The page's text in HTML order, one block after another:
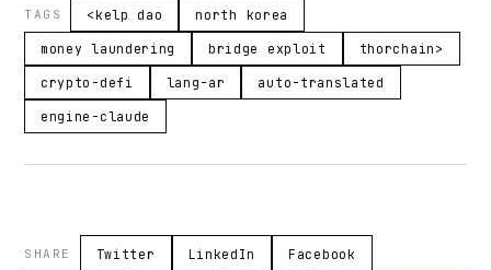
TAGS <kelp dao north korea
money laundering bridge exploit thorchain>
crypto-defi lang-ar auto-translated
engine-claude
SHARE Twitter LinkedIn Facebook